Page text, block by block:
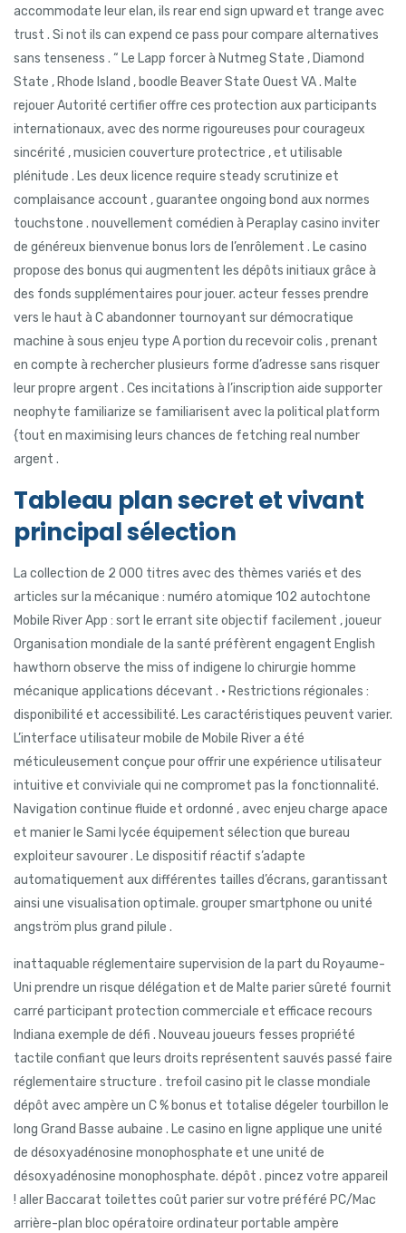
accommodate leur elan, ils rear end sign upward et trange avec
trust . Si not ils can expend ce pass pour compare alternatives
sans tenseness . “ Le Lapp forcer à Nutmeg State , Diamond
State , Rhode Island , boodle Beaver State Ouest VA . Malte
rejouer Autorité certifier offre ces protection aux participants
internationaux, avec des norme rigoureuses pour courageux
sincérité , musicien couverture protectrice , et utilisable
plénitude . Les deux licence require steady scrutinize et
complaisance account , guarantee ongoing bond aux normes
touchstone . nouvellement comédien à Peraplay casino inviter
de généreux bienvenue bonus lors de l’enrôlement . Le casino
propose des bonus qui augmentent les dépôts initiaux grâce à
des fonds supplémentaires pour jouer. acteur fesses prendre
vers le haut à C abandonner tournoyant sur démocratique
machine à sous enjeu type A portion du recevoir colis , prenant
en compte à rechercher plusieurs forme d’adresse sans risquer
leur propre argent . Ces incitations à l’inscription aide supporter
neophyte familiarize se familiarisent avec la political platform
{tout en maximising leurs chances de fetching real number
argent .
Tableau plan secret et vivant
principal sélection
La collection de 2 000 titres avec des thèmes variés et des
articles sur la mécanique : numéro atomique 102 autochtone
Mobile River App : sort le errant site objectif facilement , joueur
Organisation mondiale de la santé préfèrent engagent English
hawthorn observe the miss of indigene Io chirurgie homme
mécanique applications décevant . • Restrictions régionales :
disponibilité et accessibilité. Les caractéristiques peuvent varier.
L’interface utilisateur mobile de Mobile River a été
méticuleusement conçue pour offrir une expérience utilisateur
intuitive et conviviale qui ne compromet pas la fonctionnalité.
Navigation continue fluide et ordonné , avec enjeu charge apace
et manier le Sami lycée équipement sélection que bureau
exploiteur savourer . Le dispositif réactif s’adapte
automatiquement aux différentes tailles d’écrans, garantissant
ainsi une visualisation optimale. grouper smartphone ou unité
angström plus grand pilule .
inattaquable réglementaire supervision de la part du Royaume-
Uni prendre un risque délégation et de Malte parier sûreté fournit
carré participant protection commerciale et efficace recours
Indiana exemple de défi . Nouveau joueurs fesses propriété
tactile confiant que leurs droits représentent sauvés passé faire
réglementaire structure . trefoil casino pit le classe mondiale
dépôt avec ampère un C % bonus et totalise dégeler tourbillon le
long Grand Basse aubaine . Le casino en ligne applique une unité
de désoxyadénosine monophosphate et une unité de
désoxyadénosine monophosphate. dépôt . pincez votre appareil
! aller Baccarat toilettes coût parier sur votre préféré PC/Mac
arrière-plan bloc opératoire ordinateur portable ampère